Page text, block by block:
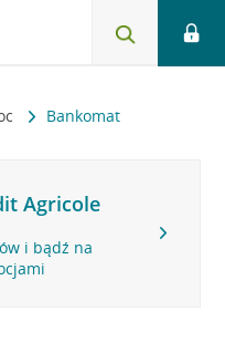
Bankomat
Agricole
i bądź na